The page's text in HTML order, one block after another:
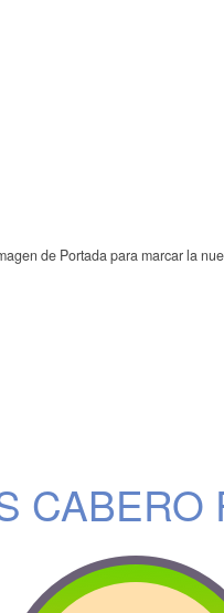
de Portada para marcar la
CABERO